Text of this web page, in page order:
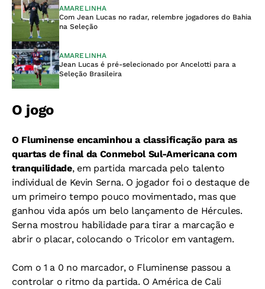
AMARELINHA
Com Jean Lucas no radar, relembre jogadores do Bahia
na Seleção
AMARELINHA
Jean Lucas é pré-selecionado por Ancelotti para a
Seleção Brasileira
O jogo
O Fluminense encaminhou a classificação para as
quartas de final da Conmebol Sul-Americana com
tranquilidade, em partida marcada pelo talento
individual de Kevin Serna. O jogador foi o destaque de
um primeiro tempo pouco movimentado, mas que
ganhou vida após um belo lançamento de Hércules.
Serna mostrou habilidade para tirar a marcação e
abrir o placar, colocando o Tricolor em vantagem.
Com o 1 a 0 no marcador, o Fluminense passou a
controlar o ritmo da partida. O América de Cali